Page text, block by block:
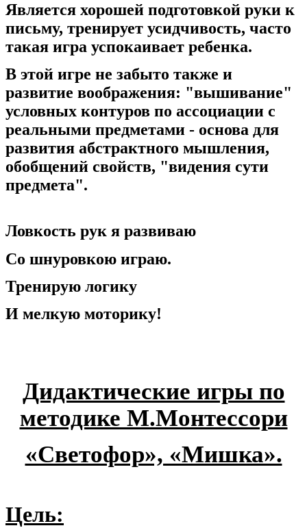
Является хорошей подготовкой руки к
письму, тренирует усидчивость, часто
такая игра успокаивает ребенка.
В этой игре не забыто также и
развитие воображения: "вышивание"
условных контуров по ассоциации с
реальными предметами - основа для
развития абстрактного мышления,
обобщений свойств, "видения сути
предмета".
Ловкость рук я развиваю
Со шнуровкою играю.
Тренирую логику
И мелкую моторику!
Дидактические игры по
методике М.Монтессори
«Светофор», «Мишка».
Цель: